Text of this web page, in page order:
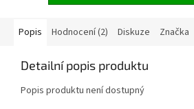
Popis Hodnocení (2) Diskuze Značka
Detailní popis produktu
Popis produktu není dostupný